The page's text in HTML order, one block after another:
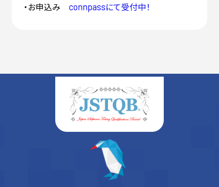
・お申込み connpassにて受付中！